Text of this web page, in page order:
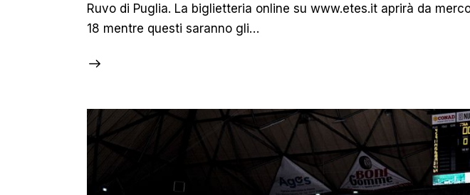
Ruvo di Puglia. La biglietteria online su www.etes.it aprirà da
18 mentre questi saranno gli…